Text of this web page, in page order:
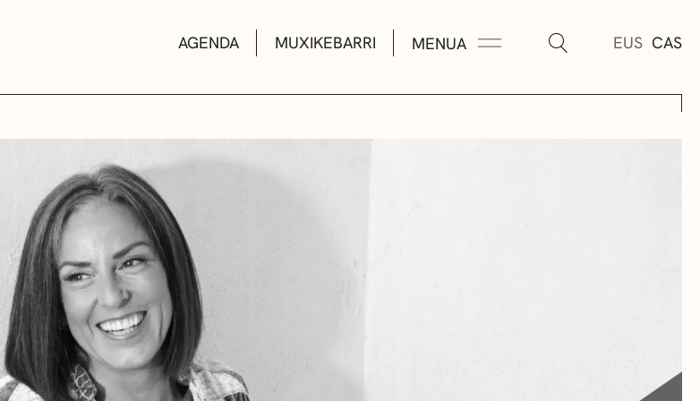
AGENDA MUXIKEBARRI MENUA EUS CAS
KULTUR ETXEAK
LIBURUTEGIAK
MUSIKA ESKOLA